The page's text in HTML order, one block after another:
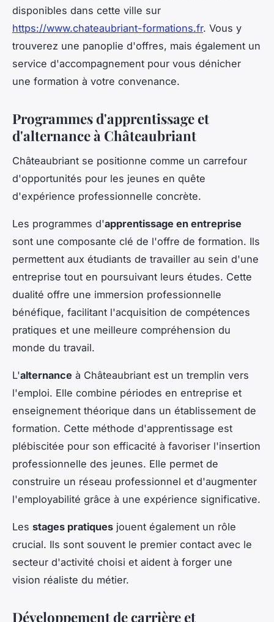
disponibles dans cette ville sur
https://www.chateaubriant-formations.fr. Vous y
trouverez une panoplie d'offres, mais également un
service d'accompagnement pour vous dénicher
une formation à votre convenance.
Programmes d'apprentissage et
d'alternance à Châteaubriant
Châteaubriant se positionne comme un carrefour
d'opportunités pour les jeunes en quête
d'expérience professionnelle concrète.
Les programmes d'apprentissage en entreprise
sont une composante clé de l'offre de formation. Ils
permettent aux étudiants de travailler au sein d'une
entreprise tout en poursuivant leurs études. Cette
dualité offre une immersion professionnelle
bénéfique, facilitant l'acquisition de compétences
pratiques et une meilleure compréhension du
monde du travail.
L'alternance à Châteaubriant est un tremplin vers
l'emploi. Elle combine périodes en entreprise et
enseignement théorique dans un établissement de
formation. Cette méthode d'apprentissage est
plébiscitée pour son efficacité à favoriser l'insertion
professionnelle des jeunes. Elle permet de
construire un réseau professionnel et d'augmenter
l'employabilité grâce à une expérience significative.
Les stages pratiques jouent également un rôle
crucial. Ils sont souvent le premier contact avec le
secteur d'activité choisi et aident à forger une
vision réaliste du métier.
Développement de carrière et